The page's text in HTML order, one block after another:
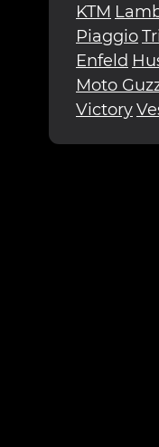
KTM
Piaggio
Enfeld
Moto
Victory